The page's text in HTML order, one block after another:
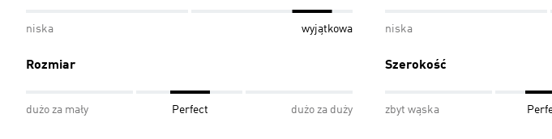
niska wyjątkowa niska
Rozmiar
dużo za mały Perfect dużo za duży
Szerokość
zbyt wąska